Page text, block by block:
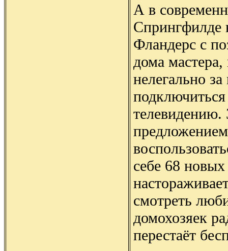
А в
Фландерс с
дома
нелегально
телевидению.
себе 68
смотреть
домохозяек
перестаёт